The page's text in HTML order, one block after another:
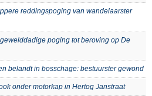
reddingspoging van wandelaarster
poging tot beroving op De
belandt in bosschage: bestuurster gewond
onder motorkap in Hertog Janstraat